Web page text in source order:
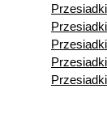
Przesiadki
Przesiadki
Przesiadki
Przesiadki
Przesiadki